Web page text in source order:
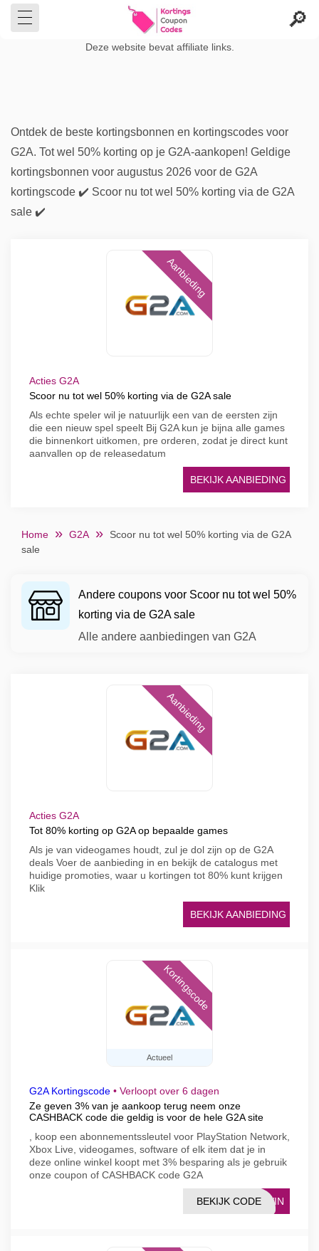
Deze website bevat affiliate links.
Ontdek de beste kortingsbonnen en kortingscodes voor
G2A. Tot wel 50% korting op je G2A-aankopen! Geldige
kortingsbonnen voor augustus 2026 voor de G2A
kortingscode ✔️ Scoor nu tot wel 50% korting via de G2A
sale ✔️
Aanbieding
Acties G2A
Scoor nu tot wel 50% korting via de G2A sale
Als echte speler wil je natuurlijk een van de eersten zijn
die een nieuw spel speelt Bij G2A kun je bijna alle games
die binnenkort uitkomen, pre orderen, zodat je direct kunt
aanvallen op de releasedatum
BEKIJK AANBIEDING
Home G2A
Scoor nu tot wel 50% korting via de G2A
sale
Andere coupons voor Scoor nu tot wel 50%
korting via de G2A sale
Alle andere aanbiedingen van G2A
Aanbieding
Acties G2A
Tot 80% korting op G2A op bepaalde games
Als je van videogames houdt, zul je dol zijn op de G2A
deals Voer de aanbieding in en bekijk de catalogus met
huidige promoties, waar u kortingen tot 80% kunt krijgen
Klik
BEKIJK AANBIEDING
Actueel
Kortingscode
G2A Kortingscode • Verloopt over 6 dagen
Ze geven 3% van je aankoop terug neem onze
CASHBACK code die geldig is voor de hele G2A site
, koop een abonnementssleutel voor PlayStation Network,
Xbox Live, videogames, software of elk item dat je in
deze online winkel koopt met 3% besparing als je gebruik
onze coupon of CASHBACK code G2A
AVIN
BEKIJK CODE